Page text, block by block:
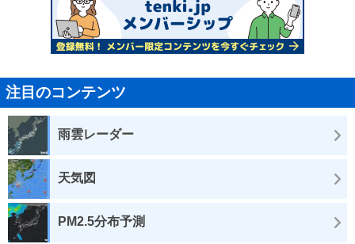
注目のコンテンツ
雨雲レーダー
天気図
PM2.5分布予測